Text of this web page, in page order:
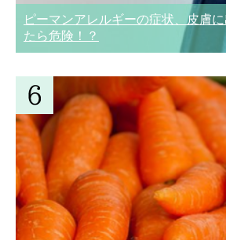
ピーマンアレルギーの症状、皮膚
たら危険！？